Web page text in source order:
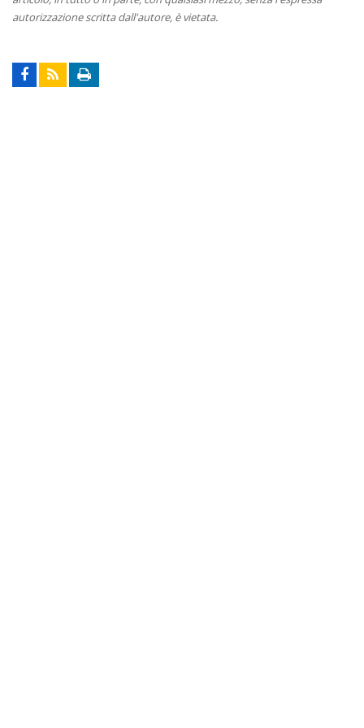
autorizzazione scritta dall'autore, è vietata.